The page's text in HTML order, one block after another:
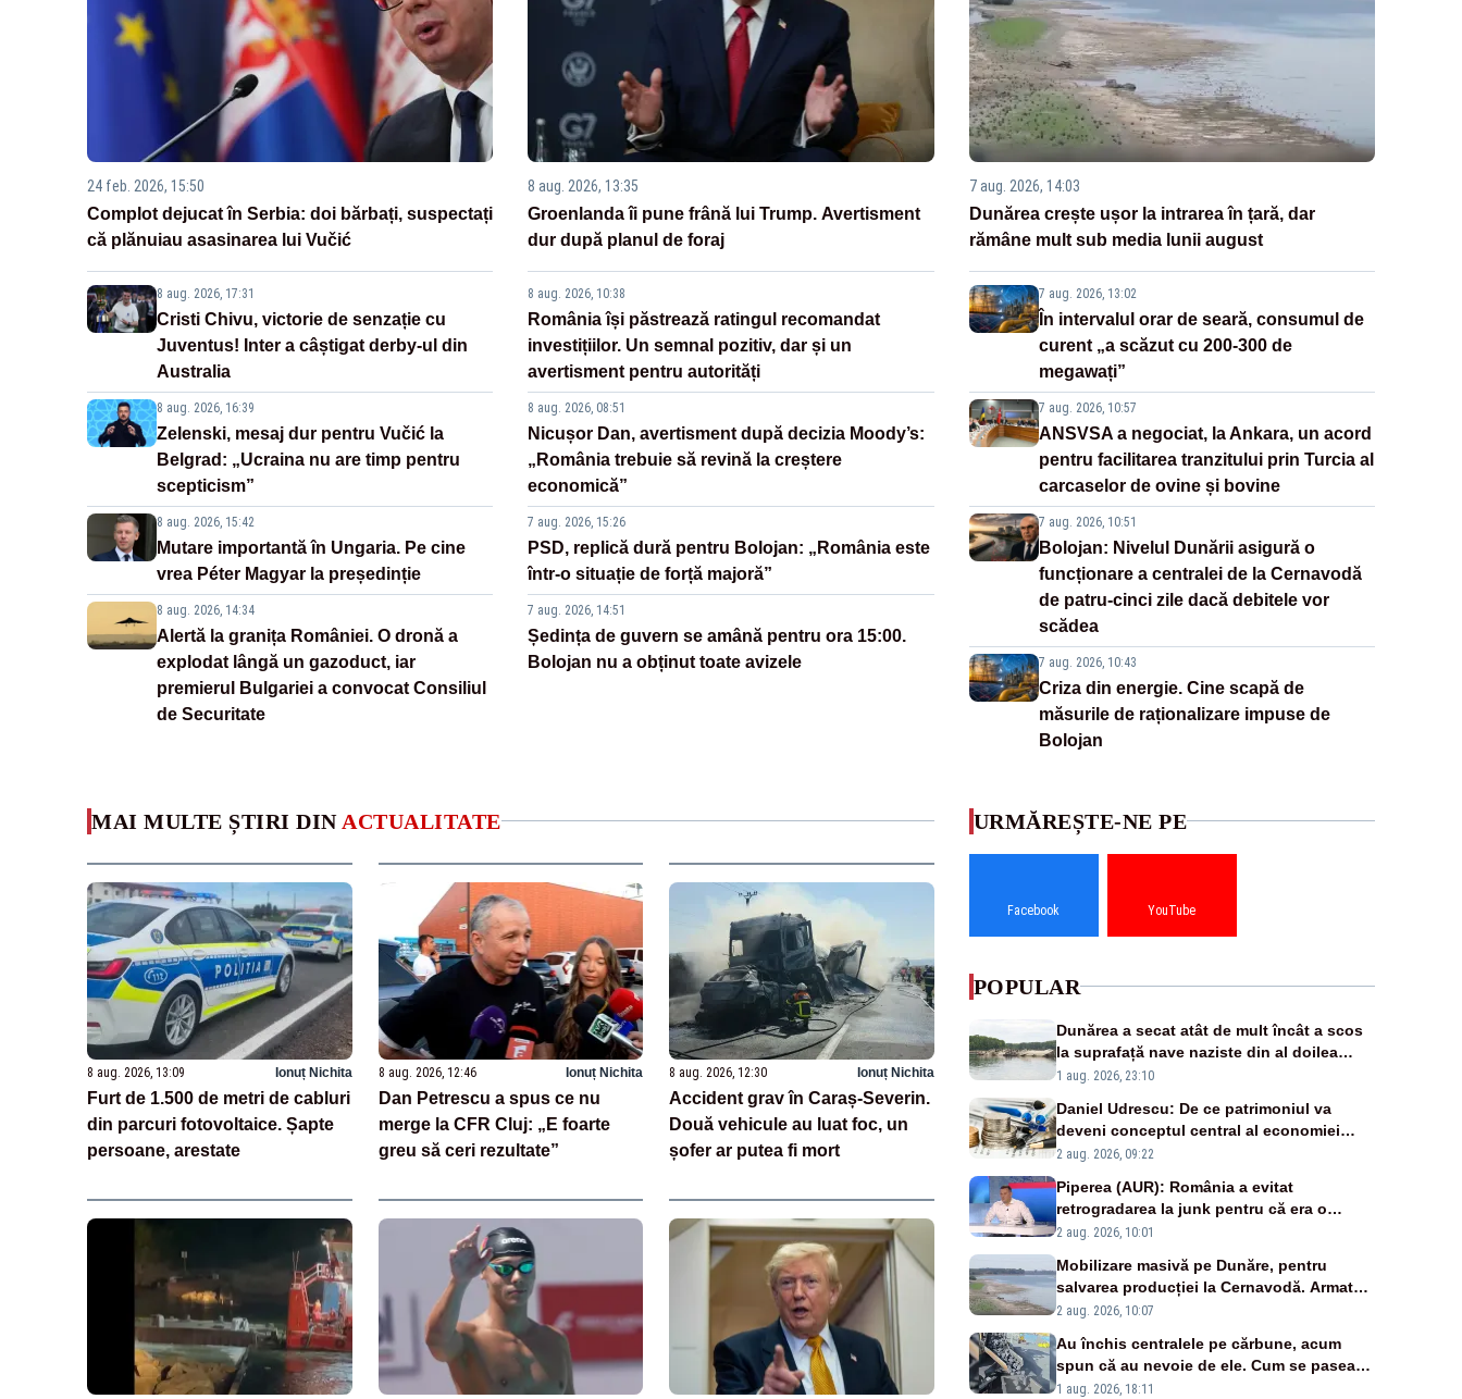
24 feb. 2026, 15:50
Complot dejucat în Serbia: doi bărbați, suspectați
că plănuiau asasinarea lui Vučić
8 aug. 2026, 17:31
Cristi Chivu, victorie de senzație cu
Juventus! Inter a câștigat derby-ul din
Australia
8 aug. 2026, 16:39
Zelenski, mesaj dur pentru Vučić la
Belgrad: „Ucraina nu are timp pentru
scepticism”
8 aug. 2026, 15:42
Mutare importantă în Ungaria. Pe cine
vrea Péter Magyar la președinție
8 aug. 2026, 14:34
Alertă la granița României. O dronă a
explodat lângă un gazoduct, iar
premierul Bulgariei a convocat Consiliul
de Securitate
8 aug. 2026, 13:35
Groenlanda îi pune frână lui Trump. Avertisment
dur după planul de foraj
8 aug. 2026, 10:38
România își păstrează ratingul recomandat
investițiilor. Un semnal pozitiv, dar și un
avertisment pentru autorități
8 aug. 2026, 08:51
Nicușor Dan, avertisment după decizia Moody’s:
„România trebuie să revină la creștere
economică”
7 aug. 2026, 15:26
PSD, replică dură pentru Bolojan: „România este
într-o situație de forță majoră”
7 aug. 2026, 14:51
Ședința de guvern se amână pentru ora 15:00.
Bolojan nu a obținut toate avizele
7 aug. 2026, 14:03
Dunărea crește ușor la intrarea în țară, dar
rămâne mult sub media lunii august
7 aug. 2026, 13:02
În intervalul orar de seară, consumul de
curent „a scăzut cu 200-300 de
megawați”
7 aug. 2026, 10:57
ANSVSA a negociat, la Ankara, un acord
pentru facilitarea tranzitului prin Turcia al
carcaselor de ovine și bovine
7 aug. 2026, 10:51
Bolojan: Nivelul Dunării asigură o
funcționare a centralei de la Cernavodă
de patru-cinci zile dacă debitele vor
scădea
7 aug. 2026, 10:43
Criza din energie. Cine scapă de
măsurile de raționalizare impuse de
Bolojan
MAI MULTE ȘTIRI DIN ACTUALITATE
8 aug. 2026, 13:09 Ionuț Nichita
Furt de 1.500 de metri de cabluri
din parcuri fotovoltaice. Șapte
persoane, arestate
8 aug. 2026, 12:46 Ionuț Nichita
Dan Petrescu a spus ce nu
merge la CFR Cluj: „E foarte
greu să ceri rezultate”
8 aug. 2026, 12:30 Ionuț Nichita
Accident grav în Caraș-Severin.
Două vehicule au luat foc, un
șofer ar putea fi mort
URMĂREȘTE-NE PE
Facebook YouTube
POPULAR
Dunărea a secat atât de mult încât a scos
la suprafață nave naziste din al doilea
război mondial
1 aug. 2026, 23:10
Daniel Udrescu: De ce patrimoniul va
deveni conceptul central al economiei
viitoare?
2 aug. 2026, 09:22
Piperea (AUR): România a evitat
retrogradarea la junk pentru că era o
catastrofă pentru bănci și fondurile de
2 aug. 2026, 10:01
Mobilizare masivă pe Dunăre, pentru
salvarea producției la Cernavodă. Armata
va detona o stâncă și va devia apa
2 aug. 2026, 10:07
Au închis centralele pe cărbune, acum
spun că au nevoie de ele. Cum se pasează
vina în plină criză energetică
1 aug. 2026, 18:11